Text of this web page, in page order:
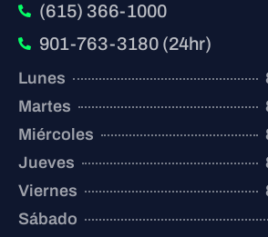
(615) 366-1000
901-763-3180 (24hr)
Lunes
Martes
Miércoles
Jueves
Viernes
Sábado